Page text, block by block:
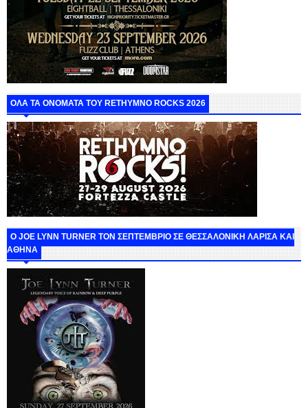
ΟΛΑ ΤΑ ΟΝΟΜΑΤΑ ΤΟΥ RETHYMNO ROCKS 2026
O JOE LYNN TURNER ΤΟΝ ΣΕΠΤΕΜΒΡΙΟ ΣΕ ΘΕΣΣΑΛΟΝΙΚΗ ΛΑΡΙΣΑ ΚΑΙ
ΑΘΗΝΑ